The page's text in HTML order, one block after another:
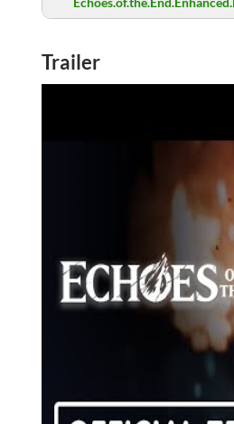
Trailer